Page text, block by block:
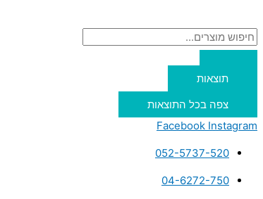
תוצאות
צפה בכל התוצאות
Facebook Instagram
052-5737-520
04-6272-750